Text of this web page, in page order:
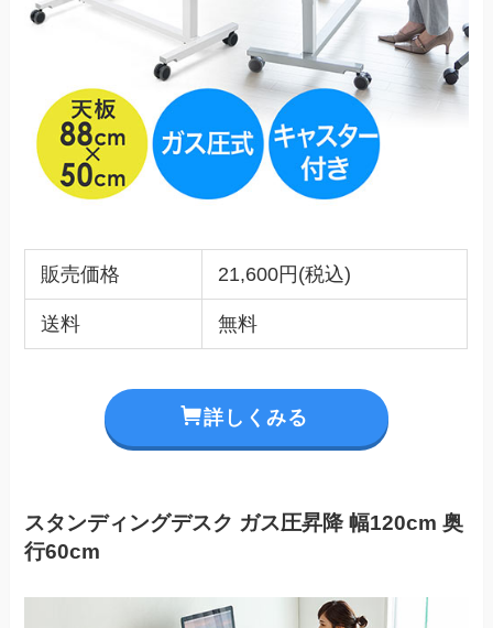
販売価格 21,600円(税込)
送料 無料
詳しくみる
スタンディングデスク ガス圧昇降 幅120cm 奥
行60cm